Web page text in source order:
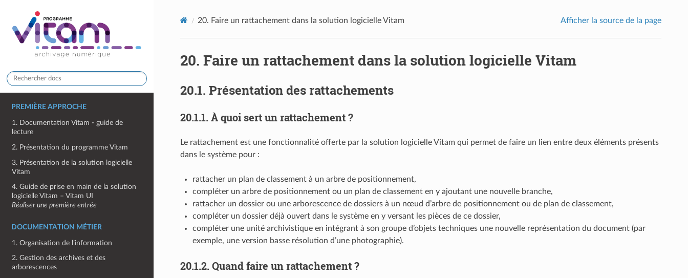
PREMIÈRE APPROCHE
1. Documentation Vitam - guide de
lecture
2. Présentation du programme Vitam
3. Présentation de la solution logicielle
Vitam
4. Guide de prise en main de la solution
logicielle Vitam – Vitam UI
Réaliser une première entrée
DOCUMENTATION MÉTIER
1. Organisation de l’information
2. Gestion des archives et des
arborescences
20. Faire un rattachement dans la solution logicielle Vitam Afficher la source de la page
20. Faire un rattachement dans la solution logicielle Vitam
20.1. Présentation des rattachements
20.1.1. À quoi sert un rattachement ?
Le rattachement est une fonctionnalité offerte par la solution logicielle Vitam qui permet de faire un lien entre deux éléments présents
dans le système pour :
rattacher un plan de classement à un arbre de positionnement,
compléter un arbre de positionnement ou un plan de classement en y ajoutant une nouvelle branche,
rattacher un dossier ou une arborescence de dossiers à un nœud d’arbre de positionnement ou de plan de classement,
compléter un dossier déjà ouvert dans le système en y versant les pièces de ce dossier,
compléter une unité archivistique en intégrant à son groupe d’objets techniques une nouvelle représentation du document (par
exemple, une version basse résolution d’une photographie).
20.1.2. Quand faire un rattachement ?